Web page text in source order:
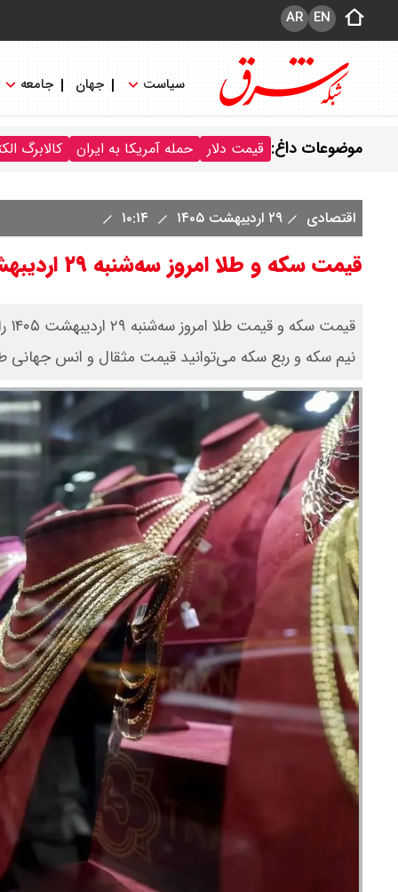
EN
AR
سیاست جهان جامعه
موضوعات داغ: قیمت دلار حمله آمریکا به ایران کالابرگ
اقتصادی ۲۹ اردیبهشت ۱۴۰۵
قیمت سکه و طلا امروز سه‌شنبه ۲۹ اردیبهشت ۱۴۰۵ / طلا 18 عیار امروز چند؟+ جدول
نیم سکه و ربع سکه می‌توانید قیمت مثقال و انس جهانی